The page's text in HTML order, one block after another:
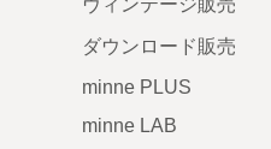
ヴィンテージ販売
ダウンロード販売
minne PLUS
minne LAB